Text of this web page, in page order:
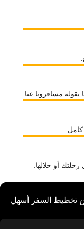
يقوله مسافرونا عنا.
أو خلالها.
تخطيط السفر أسهل